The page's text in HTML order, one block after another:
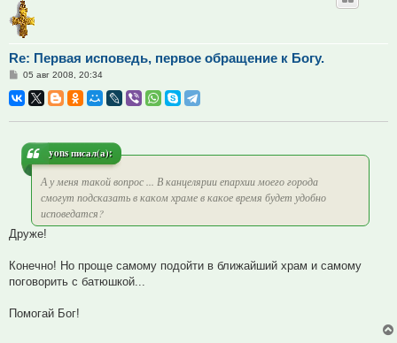
Re: Первая исповедь, первое обращение к Богу.
Сообщение
05 авг 2008, 20:34
yons писал(а):
А у меня такой вопрос ... В канцелярии епархии моего города
смогут подсказать в каком храме в какое время будет удобно
исповедатся?
Друже!
Конечно! Но проще самому подойти в ближайший храм и самому
поговорить с батюшкой...
Помогай Бог!